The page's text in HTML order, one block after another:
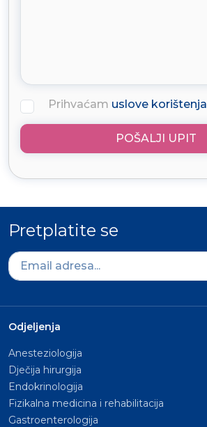
Prihvaćam uslove korištenja
POŠALJI UPIT
Pretplatite se
Odjeljenja
Anesteziologija
Dječija hirurgija
Endokrinologija
Fizikalna medicina i rehabilitacija
Gastroenterologija